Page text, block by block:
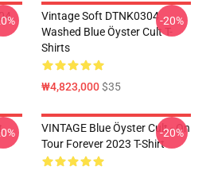
Vintage Soft DTNK0304
Washed Blue Öyster Cult T-
Shirts
₩4,823,000$35
-20%
VINTAGE Blue Öyster Cult - On
Tour Forever 2023 T-Shirt
-20%